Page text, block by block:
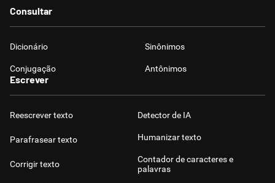
Consultar
Dicionário Sinônimos
Conjugação Antônimos
Escrever
Reescrever texto
Parafrasear texto
Corrigir texto
Detector de IA
Humanizar texto
Contador de caracteres e
palavras